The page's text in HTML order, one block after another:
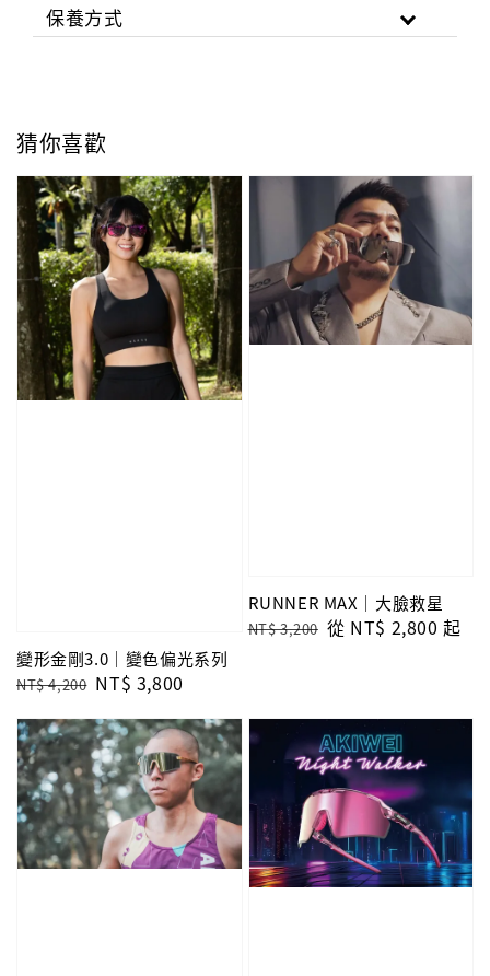
保養方式
猜你喜歡
變形金剛3.0｜變色偏光系列
Regular
NT$ 4,200 Sale
NT$ 3,800
RUNNER MAX｜大臉救星
Regular
NT$ 3,200 Sale
從 NT$ 2,800 起